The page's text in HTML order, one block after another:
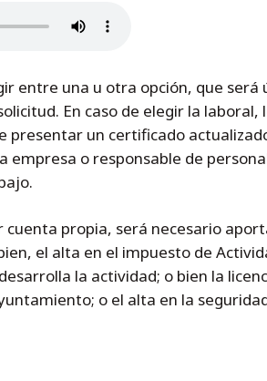
entre una u otra opción, que será
En caso de elegir la
presentar un certificado
empresa o responsable de
cuenta propia, será necesario
el alta en el impuesto de
la actividad; o bien la
o el alta en la